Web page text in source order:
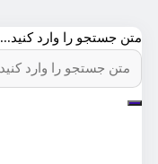
متن جستجو را وارد کنید...